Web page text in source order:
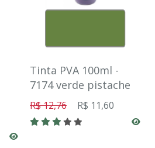
Tinta PVA 100ml -
7174 verde pistache
R$ 12,76 R$ 11,60